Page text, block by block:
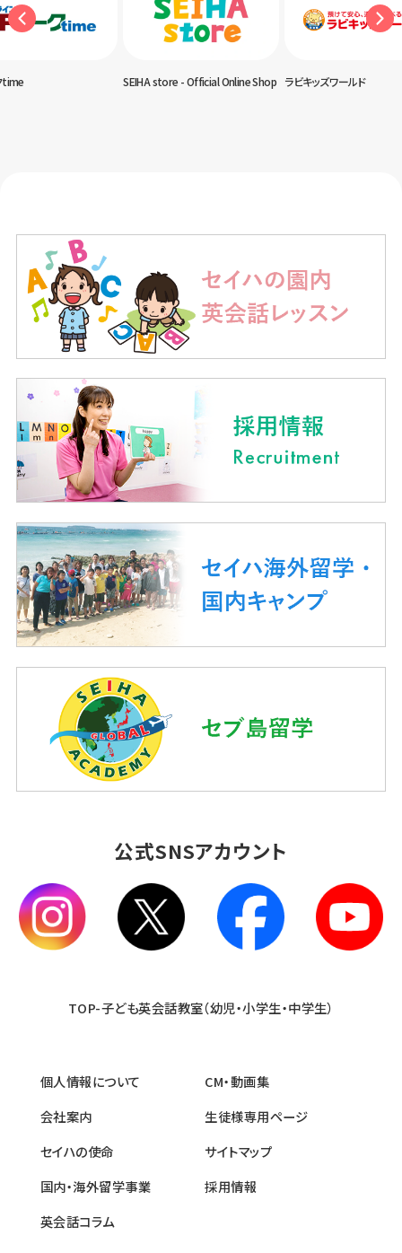
time SEIHA store - Official Online Shop ラビキッズワールド
公式SNSアカウント
TOP-子ども英会話教室（幼児・小学生・中学生）
個人情報について
会社案内
セイハの使命
国内・海外留学事業
英会話コラム
CM・動画集
生徒様専用ページ
サイトマップ
採用情報